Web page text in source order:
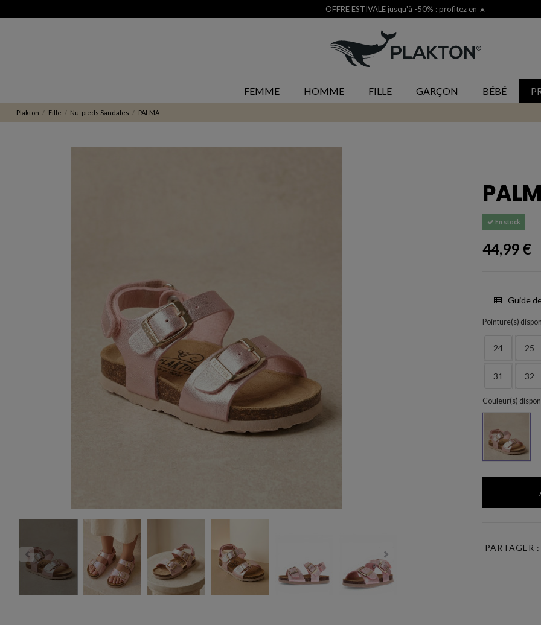
Livraison et retour gratuit 30j*
FEMME HOMME FILLE GARÇON BÉBÉ
Plakton Fille Nu-pieds Sandales PALMA
En stock
44,99 €
Guide
Pointure(s)
24 25
31 32
Couleur(s)
PARTAGER :